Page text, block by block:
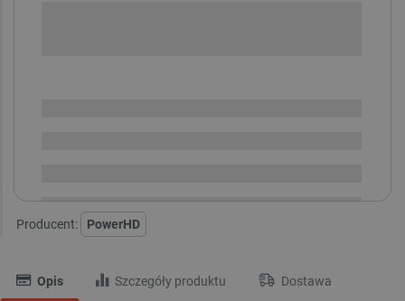
Producent: PowerHD
Opis Szczegóły produktu Dostawa